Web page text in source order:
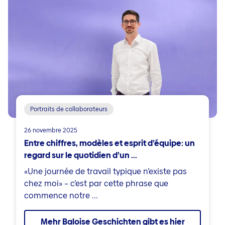
Portraits de collaborateurs
26 novembre 2025
Entre chiffres, modèles et esprit d’équipe: un
regard sur le quotidien d’un ...
«Une journée de travail typique n’existe pas
chez moi» – c’est par cette phrase que
commence notre ...
Mehr Baloise Geschichten gibt es hier